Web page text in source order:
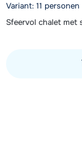
Variant: 11 personen
Sfeervol chalet met